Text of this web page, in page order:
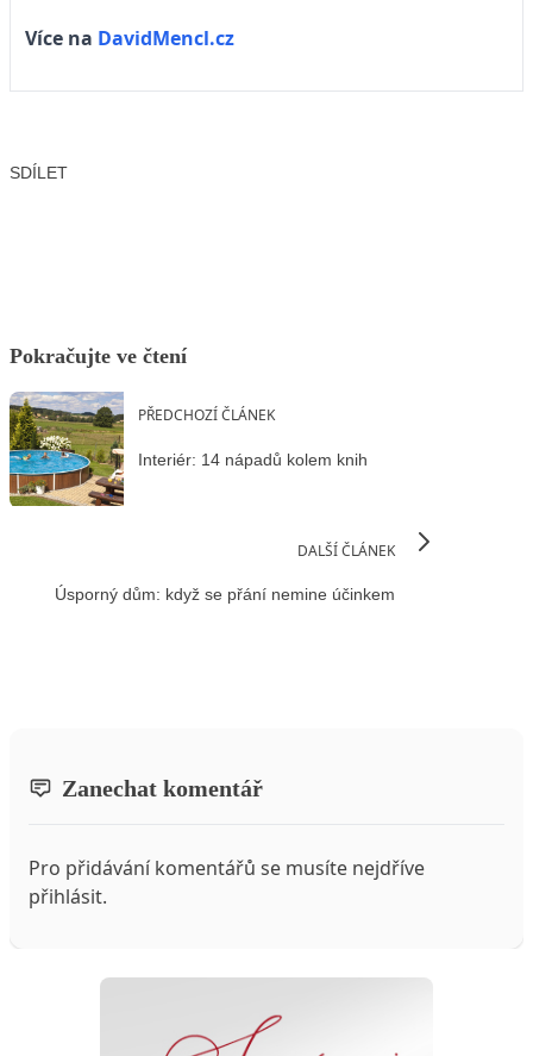
Více na DavidMencl.cz
SDÍLET
Pokračujte ve čtení
PŘEDCHOZÍ ČLÁNEK
Interiér: 14 nápadů kolem knih
DALŠÍ ČLÁNEK
Úsporný dům: když se přání nemine účinkem
Zanechat komentář
Pro přidávání komentářů se musíte nejdříve
přihlásit.